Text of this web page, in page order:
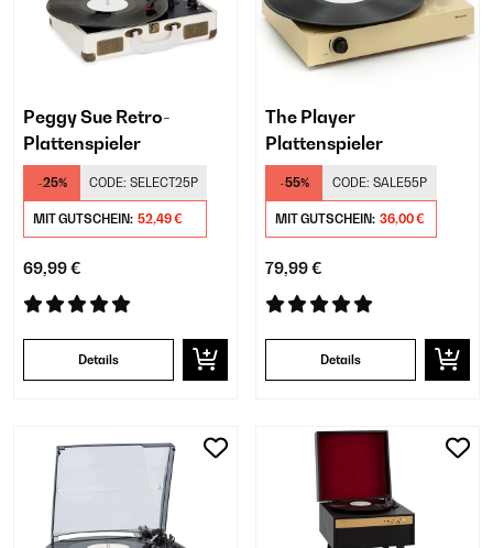
Peggy Sue Retro-
Plattenspieler
-25% CODE: SELECT25P
MIT GUTSCHEIN: 52,49 €
69,99 €
Details
The Player
Plattenspieler
-55% CODE: SALE55P
MIT GUTSCHEIN: 36,00 €
79,99 €
Details